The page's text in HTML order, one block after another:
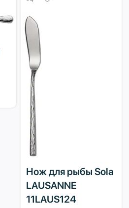
Нож для рыбы Sola
LAUSANNE
11LAUS124